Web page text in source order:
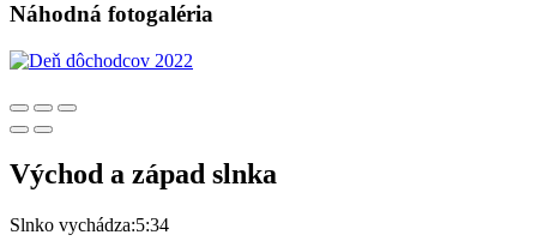
Náhodná fotogaléria
Východ a západ slnka
Slnko vychádza:5:34